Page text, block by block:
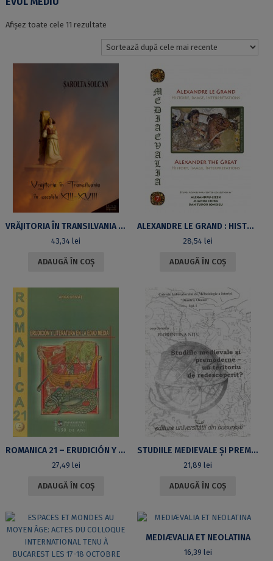
Afișez toate cele 11 rezultateSortat
cele
VRĂJITORIA ÎN TRANSILVANIA ÎN SECOLELE XIII-XVIII
43,34lei
ADAUGĂ ÎN COȘ
ALEXANDRE LE GRAND : HISTOIRE, IMAGE, INTERPRÉTATIONS / ALEXANDER THE GREAT: HISTORY, IMAGE, INTERPRETATIONS
28,54lei
ADAUGĂ ÎN COȘ
ROMANICA 21 – ERUDICIÓN Y LITERATURA EN LA EDAD MEDIA
27,49 lei
ADAUGĂ ÎN COȘ
STUDIILE MEDIEVALE ȘI PREMODERNE – UN TERITORIU DE REDESCOPERIT?
21,89lei
ADAUGĂ ÎN COȘ
MEDIÆVALIA ET NEOLATINA
16,39 lei